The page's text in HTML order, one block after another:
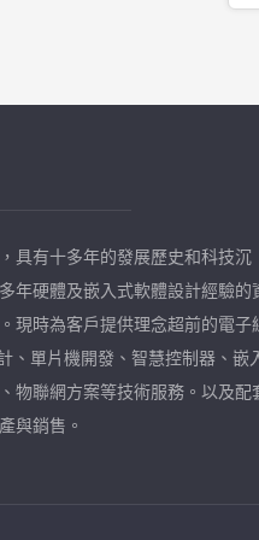
具有十多年的發展歷史和科技沉
年硬體及嵌入式軟體設計經驗的
現時為客戶提供理念超前的電子
、單片機開發、智慧控制器、嵌
物聯網方案等技術服務。以及配
與銷售。